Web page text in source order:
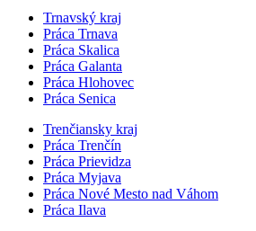
Trnavský kraj
Práca Trnava
Práca Skalica
Práca Galanta
Práca Hlohovec
Práca Senica
Trenčiansky kraj
Práca Trenčín
Práca Prievidza
Práca Myjava
Práca Nové Mesto nad Váhom
Práca Ilava